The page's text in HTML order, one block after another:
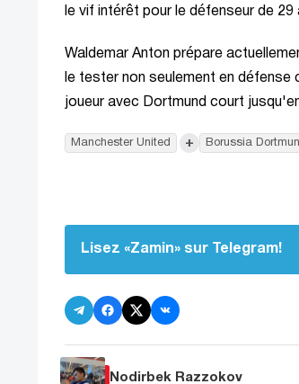
le vif intérêt pour le défenseur de
Waldemar Anton prépare
le tester non seulement en
joueur avec Dortmund court
Manchester United + Borussia
Lisez «Zamin» sur Telegram!
Nodirbek Razzokov